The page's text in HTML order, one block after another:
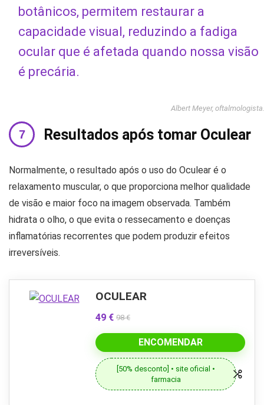
botânicos, permitem restaurar a
capacidade visual, reduzindo a fadiga
ocular que é afetada quando nossa visão
é precária.
Albert Meyer, oftalmologista.
Resultados após tomar Oculear
Normalmente, o resultado após o uso do Oculear é o
relaxamento muscular, o que proporciona melhor qualidade
de visão e maior foco na imagem observada. Também
hidrata o olho, o que evita o ressecamento e doenças
inflamatórias recorrentes que podem produzir efeitos
irreversíveis.
OCULEAR
49 € 98 €
ENCOMENDAR
[50% desconto] • site oficial •
farmacia